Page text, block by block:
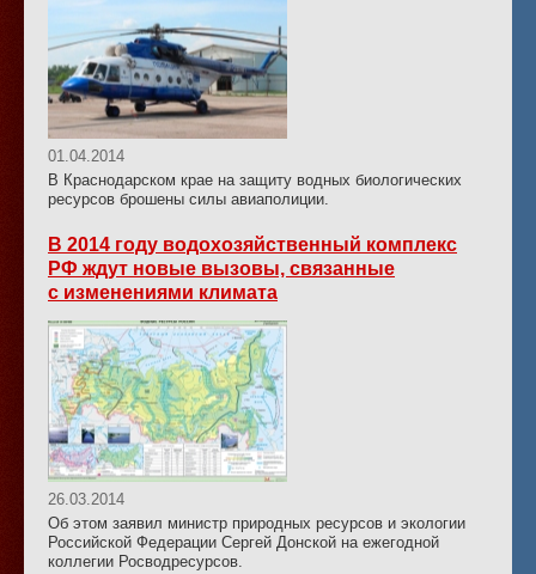
01.04.2014
В Краснодарском крае на защиту водных биологических
ресурсов брошены силы авиаполиции.
В 2014 году водохозяйственный комплекс
РФ ждут новые вызовы, связанные
с изменениями климата
26.03.2014
Об этом заявил министр природных ресурсов и экологии
Российской Федерации Сергей Донской на ежегодной
коллегии Росводресурсов.